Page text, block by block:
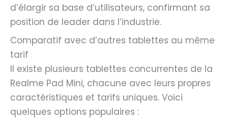
d’élargir sa base d’utilisateurs, confirmant sa
position de leader dans l’industrie.
Comparatif avec d’autres tablettes au même
tarif
Il existe plusieurs tablettes concurrentes de la
Realme Pad Mini, chacune avec leurs propres
caractéristiques et tarifs uniques. Voici
quelques options populaires :